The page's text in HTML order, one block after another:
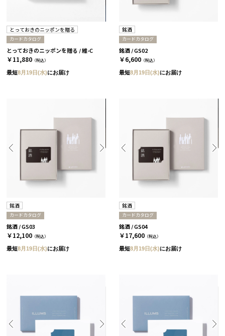
とっておきのニッポンを贈る
カードカタログ
とっておきのニッポンを贈る / 維-C
￥11,880 （税込）
最短8月19日(水)にお届け
銘酒
カードカタログ
銘酒 / GS02
￥6,600 （税込）
最短8月19日(水)にお届け
銘酒
カードカタログ
銘酒 / GS03
￥12,100 （税込）
最短8月19日(水)にお届け
銘酒
カードカタログ
銘酒 / GS04
￥17,600 （税込）
最短8月19日(水)にお届け